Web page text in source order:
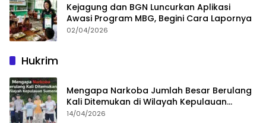
Kejagung dan BGN Luncurkan Aplikasi
Awasi Program MBG, Begini Cara Lapornya
02/04/2026
Hukrim
Mengapa Narkoba Jumlah Besar Berulang
Kali Ditemukan di Wilayah Kepulauan
Sumenep?
14/04/2026